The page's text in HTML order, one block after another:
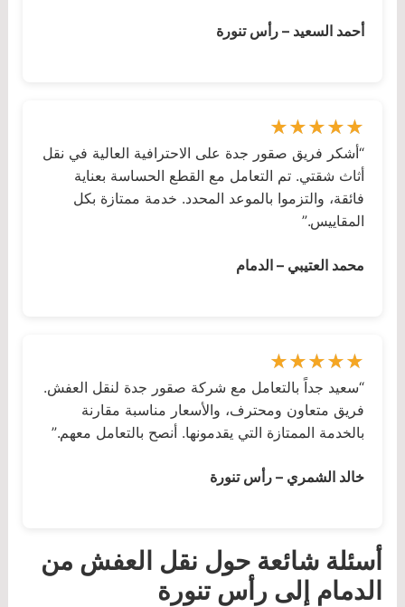
أحمد السعيد – رأس تنورة
“أشكر فريق صقور جدة على الاحترافية العالية في نقل
أثاث شقتي. تم التعامل مع القطع الحساسة بعناية
فائقة، والتزموا بالموعد المحدد. خدمة ممتازة بكل
المقاييس.”
محمد العتيبي – الدمام
“سعيد جداً بالتعامل مع شركة صقور جدة لنقل العفش.
فريق متعاون ومحترف، والأسعار مناسبة مقارنة
بالخدمة الممتازة التي يقدمونها. أنصح بالتعامل معهم.”
خالد الشمري – رأس تنورة
أسئلة شائعة حول نقل العفش من
الدمام إلى رأس تنورة